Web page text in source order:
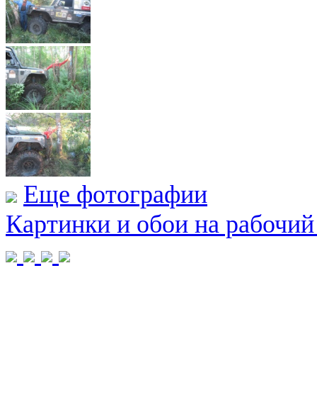
Еще фотографии
Картинки и обои на